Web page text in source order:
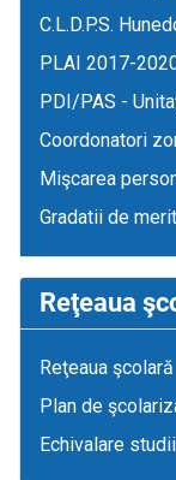
C.L.D.P.S.
PLAI 2017-
PDI/PAS -
Coordonatori
Mişcarea
Gradatii de merit
Reţeaua
Reţeaua şcolară
Plan de
Echivalare studii